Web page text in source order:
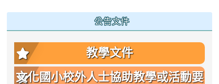
公告文件
教學文件
文化國小校外人士協助教學或活動要